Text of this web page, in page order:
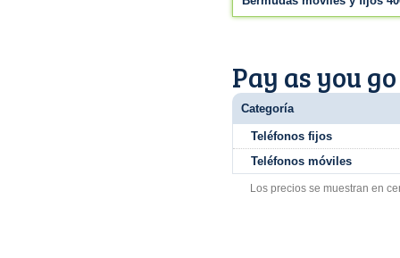
Pay as you
Categoría
Teléfonos fijos
Teléfonos móviles
Los precios se muestran en